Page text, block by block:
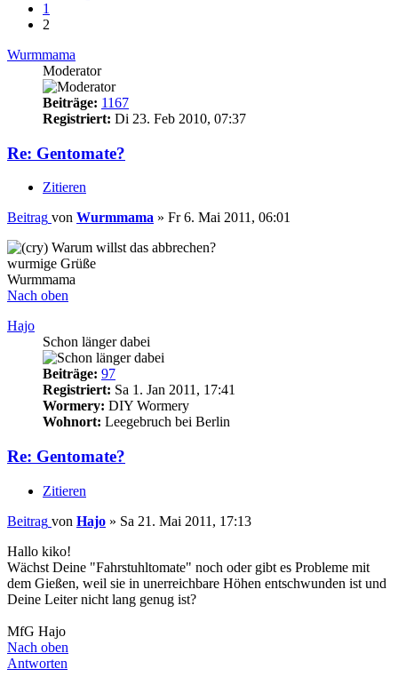
1
2
Wurmmama
Moderator
Beiträge: 1167
Registriert: Di 23. Feb 2010, 07:37
Re: Gentomate?
Zitieren
Beitrag von Wurmmama » Fr 6. Mai 2011, 06:01
Warum willst das abbrechen?
wurmige Grüße
Wurmmama
Nach oben
Hajo
Schon länger dabei
Beiträge: 97
Registriert: Sa 1. Jan 2011, 17:41
Wormery: DIY Wormery
Wohnort: Leegebruch bei Berlin
Re: Gentomate?
Zitieren
Beitrag von Hajo » Sa 21. Mai 2011, 17:13
Hallo kiko!
Wächst Deine "Fahrstuhltomate" noch oder gibt es Probleme mit
dem Gießen, weil sie in unerreichbare Höhen entschwunden ist und
Deine Leiter nicht lang genug ist?
MfG Hajo
Nach oben
Antworten